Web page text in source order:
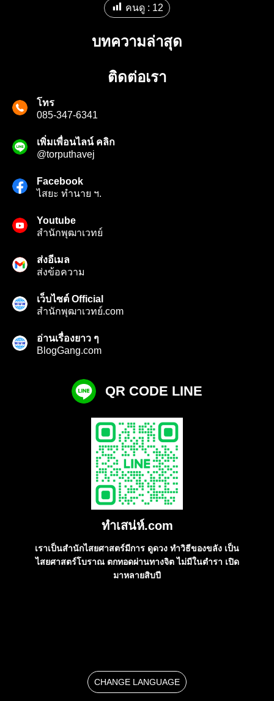
คนดู : 12
บทความล่าสุด
ติดต่อเรา
โทร
085-347-6341
เพิ่มเพื่อนไลน์ คลิก
@torputhavej
Facebook
ไสยะ ทำนาย ฯ.
Youtube
สํานักพุฒาเวทย์
ส่งอีเมล
ส่งข้อความ
เว็บไซต์ Official
สำนักพุฒาเวทย์.com
อ่านเรื่องยาว ๆ
BlogGang.com
QR CODE LINE
ทําเสน่ห์.com
เราเป็นสำนักไสยศาสตร์มีการ ดูดวง ทำวิธีของขลัง เป็น
ไสยศาสตร์โบราณ ตกทอดผ่านทางจิต ไม่มีในตำรา เปิด
มาหลายสิบปี
CHANGE LANGUAGE